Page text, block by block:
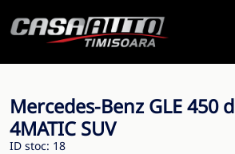
Mercedes-Benz GLE 450 d
4MATIC SUV
ID stoc: 18